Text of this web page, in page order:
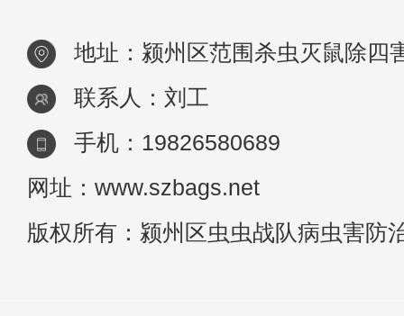
地址：颍州区范围杀虫灭鼠除四
联系人：刘工
手机：19826580689
网址：www.szbags.net
版权所有：颍州区虫虫战队病虫害防